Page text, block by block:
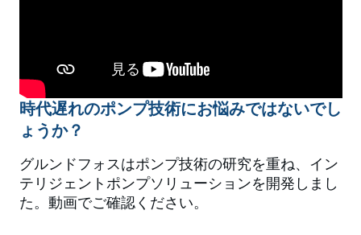
時代遅れのポンプ技術にお悩みではないでし
ょうか？
グルンドフォスはポンプ技術の研究を重ね、イン
テリジェントポンプソリューションを開発しまし
た。動画でご確認ください。